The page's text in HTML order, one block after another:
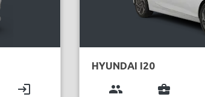
login
HYUNDAI I20
group business_center